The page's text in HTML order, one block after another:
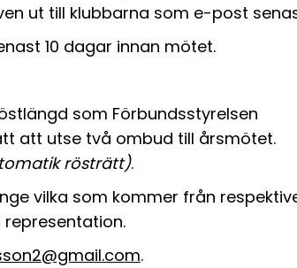
ut till klubbarna som e-post
10 dagar innan mötet.
som Förbundsstyrelsen
att utse två ombud till årsmötet.
rösträtt).
vilka som kommer från
.